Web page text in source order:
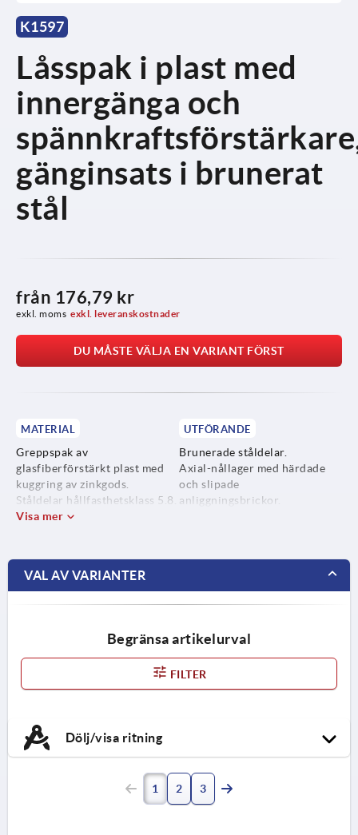
K1597
Låsspak i plast med
innergänga och
gänginsats i brunerat
stål
från 176,79 kr
exkl. moms exkl. leveranskostnader
DU MÅSTE VÄLJA EN VARIANT FÖRST
MATERIAL
Greppspak av
glasfiberförstärkt plast med
kuggring av zinkgods.
Ståldelar hållfasthetsklass 5.8.
UTFÖRANDE
Brunerade ståldelar.
Axial-nållager med härdade
och slipade
anliggningsbrickor.
Visa mer
VAL AV VARIANTER
Begränsa artikelurval
FILTER
Dölj/visa ritning
1 2 3